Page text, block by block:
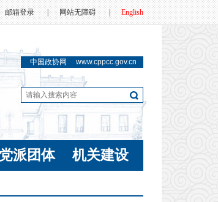
邮箱登录 网站无障碍 | English
中国政协网 www.cppcc.gov.cn
党派团体 机关建设